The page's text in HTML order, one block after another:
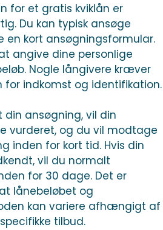
for et gratis kviklån er
Du kan typisk ansøge
en kort ansøgningsformular.
angive dine personlige
Nogle långivere kræver
indkomst og identifikation.
din ansøgning, vil din
vurderet, og du vil modtage
inden for kort tid. Hvis din
vil du normalt
for 30 dage. Det er
lånebeløbet og
kan variere afhængigt af
tilbud.